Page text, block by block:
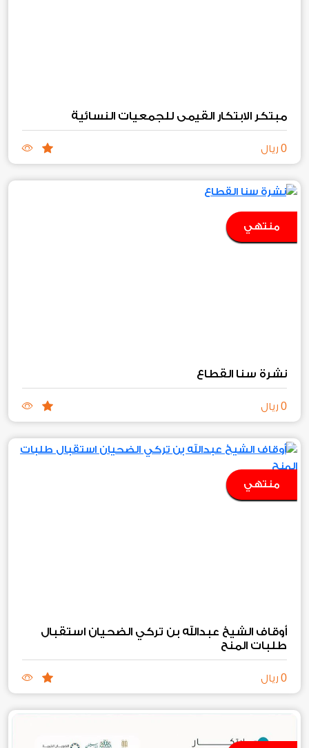
مبتكر الابتكار القيمي للجمعيات النسائية
0 ريال
منتهي
نشرة سنا القطاع
0 ريال
منتهي
أوقاف الشيخ عبدالله بن تركي الضحيان استقبال
طلبات المنح‏
0 ريال